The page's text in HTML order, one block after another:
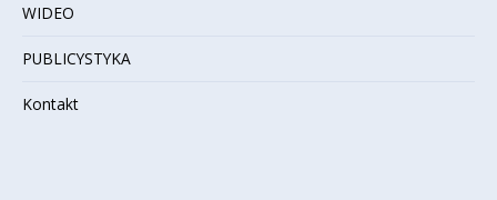
WIDEO
PUBLICYSTYKA
Kontakt